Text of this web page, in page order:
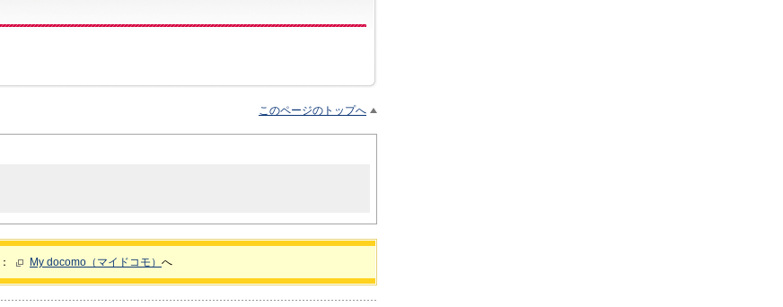
このページのトップへ
： My docomo（マイドコモ） へ